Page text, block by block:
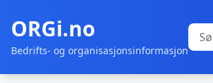
ORGi.no
Bedrifts- og organisasjonsinformasjon